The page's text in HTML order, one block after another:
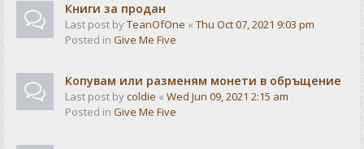
Книги за продан
Last post byTeanOfOne « Thu Oct 07, 2021 9:03 pm
Posted in Give Me Five
Копувам или разменям монети в обръщение
Last post bycoldie « Wed Jun 09, 2021 2:15 am
Posted in Give Me Five